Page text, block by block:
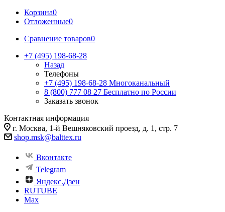
Корзина0
Отложенные0
Сравнение товаров0
+7 (495) 198-68-28
Назад
Телефоны
+7 (495) 198-68-28 Многоканальный
8 (800) 777 08 27 Бесплатно по России
Заказать звонок
Контактная информация
г. Москва, 1-й Вешняковский проезд, д. 1, стр. 7
shop.msk@balttex.ru
Вконтакте
Telegram
Яндекс.Дзен
RUTUBE
Max